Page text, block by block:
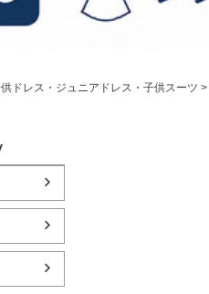
小物・アクセ
レディース
Wedding
ドレス・ジュニアドレス・子供スーツ